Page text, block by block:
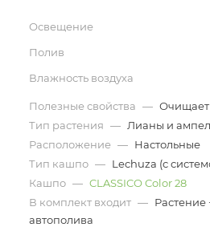
Освещение
Полив
Влажность воздуха
Полезные свойства — Очищает
Тип растения — Лианы и
Расположение — Настольные
Тип кашпо — Lechuza (с
Кашпо — CLASSICO Color 28
В комплект входит — Растение
автополива